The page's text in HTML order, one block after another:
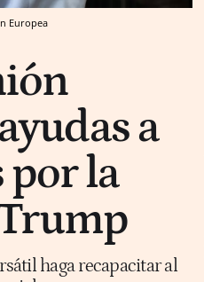
Europea
a
por la
haga recapacitar al